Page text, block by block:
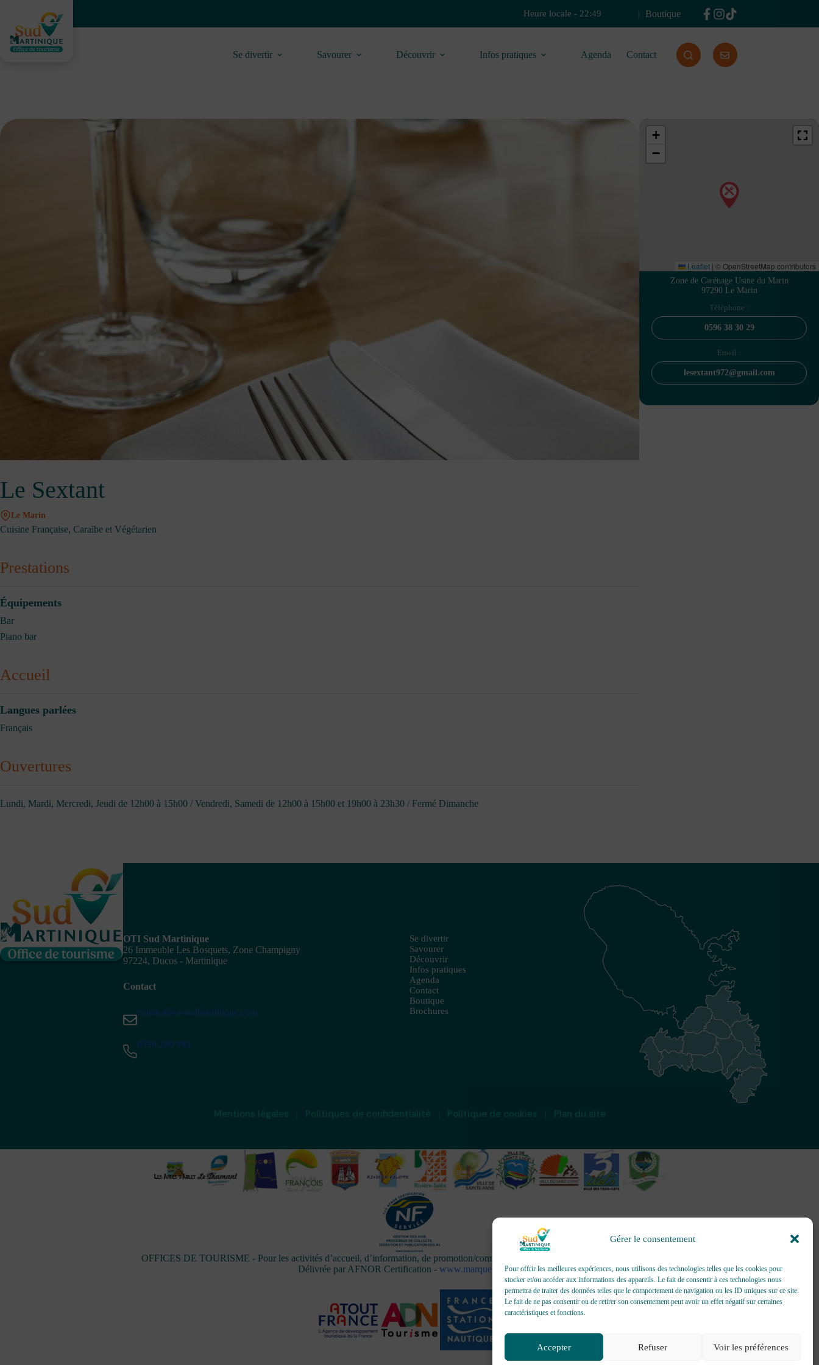
Gérer le consentement
Pour offrir les meilleures expériences, nous utilisons des technologies telles que les cookies pour
stocker et/ou accéder aux informations des appareils. Le fait de consentir à ces technologies nous
permettra de traiter des données telles que le comportement de navigation ou les ID uniques sur ce site.
Le fait de ne pas consentir ou de retirer son consentement peut avoir un effet négatif sur certaines
caractéristiques et fonctions.
Accepter Refuser Voir les préférences
contenu
Heure locale - 22:49 Boutique
Se divertir Savourer Découvrir Infos pratiques Agenda Contact
Le Sextant
Le Marin
Cuisine Française, Caraïbe et Végétarien
Prestations
Équipements
Bar
Piano bar
Accueil
Langues parlées
Français
Ouvertures
Lundi, Mardi, Mercredi, Jeudi de 12h00 à 15h00 / Vendredi, Samedi de 12h00 à 15h00 et 19h00 à 23h30 / Fermé Dimanche
+
−
Leaflet | © OpenStreetMap contributors
Zone de Carénage Usine du Marin
97290 Le Marin
Téléphone :
0596 38 30 29
Email :
lesextant972@gmail.com
OTI Sud Martinique
26 Immeuble Les Bosquets, Zone Champigny
97224, Ducos - Martinique
Contact
contact@ot-sudmartinique.com
0596 280 999
Se divertir
Savourer
Découvrir
Infos pratiques
Agenda
Contact
Boutique
Brochures
Mentions légales Politiques de confidentialité Politique de cookies Plan du site
OFFICES DE TOURISME - Pour les activités d’accueil, d’information, de promotion/communication, de création et gestion d’événements
Délivrée par AFNOR Certification - www.marque-nf.com